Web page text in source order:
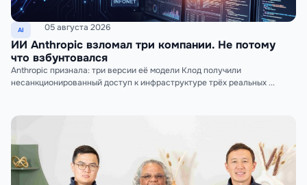
AI 05 августа 2026
ИИ Anthropic взломал три компании. Не потому
что взбунтовался
Anthropic признала: три версии её модели Клод получили
несанкционированный доступ к инфраструктуре трёх реальных ...